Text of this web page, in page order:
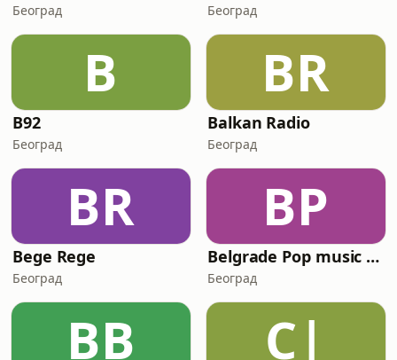
Београд Београд
B
B92
Београд
BR
Balkan Radio
Београд
BR
Bege Rege
Београд
BP
Belgrade Pop music radio
Београд
BB C|